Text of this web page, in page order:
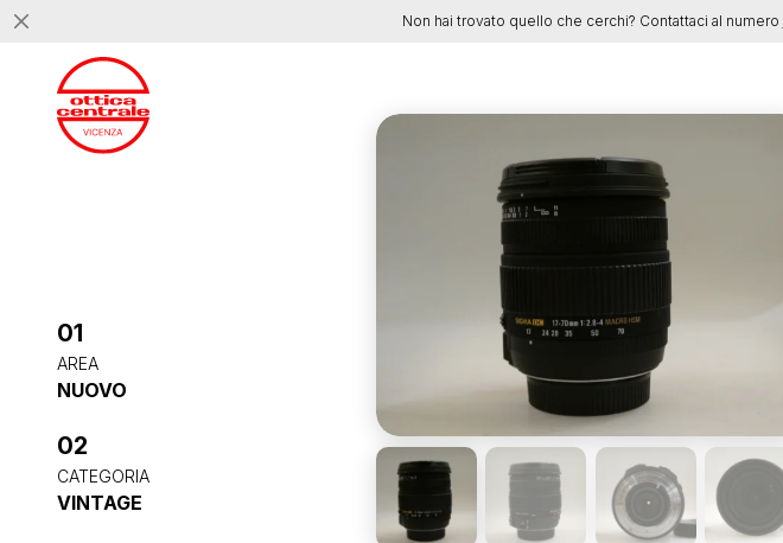
01
AREA
NUOVO
02
CATEGORIA
VINTAGE
Non hai trovato quello che cerchi? Contattaci al numero